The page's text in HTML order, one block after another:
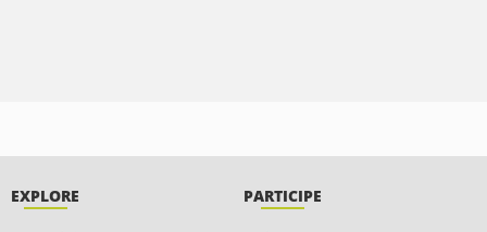
EXPLORE PARTICIPE